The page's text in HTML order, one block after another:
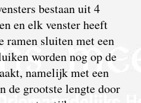
bestaan uit 4
en elk venster heeft
sluiten met een
worden nog op de
namelijk met een
de grootste lengte door